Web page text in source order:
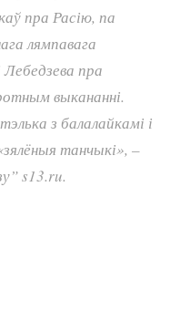
пра Расію, па
лямпавага
пра
выкананні.
з балалайкамі і
танчыкі», –
s13.ru.